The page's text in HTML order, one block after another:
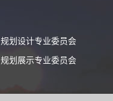
规划设计专业委员会
规划展示专业委员会